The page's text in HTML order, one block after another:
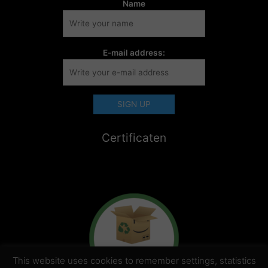
Name
E-mail address:
Certificaten
This website uses cookies to remember settings, statistics